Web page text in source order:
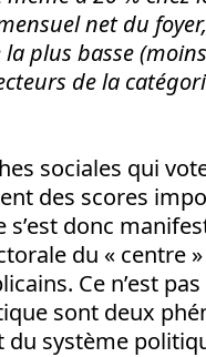
net du
plus basse
de la
sociales qui
des scores
donc
du « centre
Ce n’est
sont deux
du système